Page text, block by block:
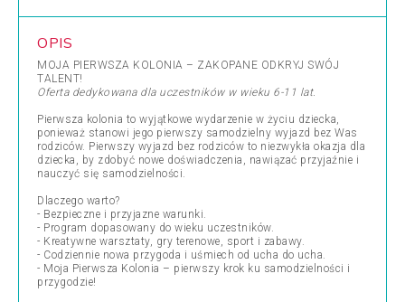
OPIS
MOJA PIERWSZA KOLONIA – ZAKOPANE ODKRYJ SWÓJ
TALENT!
Oferta dedykowana dla uczestników w wieku 6-11 lat.
Pierwsza kolonia to wyjątkowe wydarzenie w życiu dziecka,
ponieważ stanowi jego pierwszy samodzielny wyjazd bez Was
rodziców. Pierwszy wyjazd bez rodziców to niezwykła okazja dla
dziecka, by zdobyć nowe doświadczenia, nawiązać przyjaźnie i
nauczyć się samodzielności.
Dlaczego warto?
- Bezpieczne i przyjazne warunki.
- Program dopasowany do wieku uczestników.
- Kreatywne warsztaty, gry terenowe, sport i zabawy.
- Codziennie nowa przygoda i uśmiech od ucha do ucha.
- Moja Pierwsza Kolonia – pierwszy krok ku samodzielności i
przygodzie!